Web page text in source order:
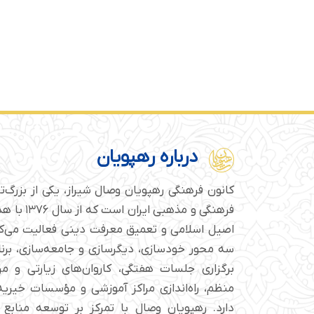
درباره رهپویان
کانون فرهنگی رهپویان وصال شیراز، یکی از
فرهنگی و
اصیل اسلامی و تعمیق معرفت دینی فعالیت
سه محور خودسازی، دیگرسازی و جامعه‌سازی،
برگزاری جلسات هفتگی، کاروان‌های زیارتی و
منظم، راه‌اندازی مراکز آموزشی و مؤسسات
دارد. رهپویان وصال با تمرکز بر توسعه منابع